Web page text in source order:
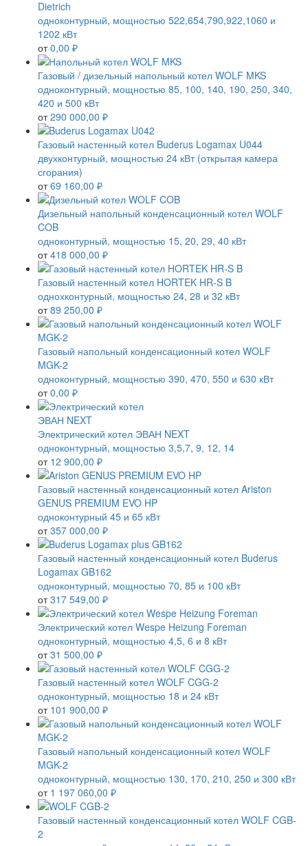
Dietrich
одноконтурный, мощностью 522,654,790,922,1060 и
1202 кВт
от 0,00 ₽
Газовый / дизельный напольный котел WOLF MKS
одноконтурный, мощностью 85, 100, 140, 190, 250, 340,
420 и 500 кВт
от 290 000,00 ₽
Газовый настенный котел Buderus Logamax U044
двухконтурный, мощностью 24 кВт (открытая камера
сгорания)
от 69 160,00 ₽
Дизельный напольный конденсационный котел WOLF
COB
одноконтурный, мощностью 15, 20, 29, 40 кВт
от 418 000,00 ₽
Газовый настенный котел HORTEK HR-S B
однохконтурный, мощностью 24, 28 и 32 кВт
от 89 250,00 ₽
Газовый напольный конденсационный котел WOLF
MGK-2
одноконтурный, мощностью 390, 470, 550 и 630 кВт
от 0,00 ₽
Электрический котел ЭВАН NEXT
одноконтурный, мощностью 3,5,7, 9, 12, 14
от 12 900,00 ₽
Газовый настенный конденсационный котел Ariston
GENUS PREMIUM EVO HP
одноконтурный 45 и 65 кВт
от 357 000,00 ₽
Газовый настенный конденсационный котел Buderus
Logamax GB162
одноконтурный, мощностью 70, 85 и 100 кВт
от 317 549,00 ₽
Электрический котел Wespe Heizung Foreman
одноконтурный, мощностью 4,5, 6 и 8 кВт
от 31 500,00 ₽
Газовый настенный котел WOLF CGG-2
одноконтурный, мощностью 18 и 24 кВт
от 101 900,00 ₽
Газовый напольный конденсационный котел WOLF
MGK-2
одноконтурный, мощностью 130, 170, 210, 250 и 300 кВт
от 1 197 060,00 ₽
Газовый настенный конденсационный котел WOLF CGB-
2